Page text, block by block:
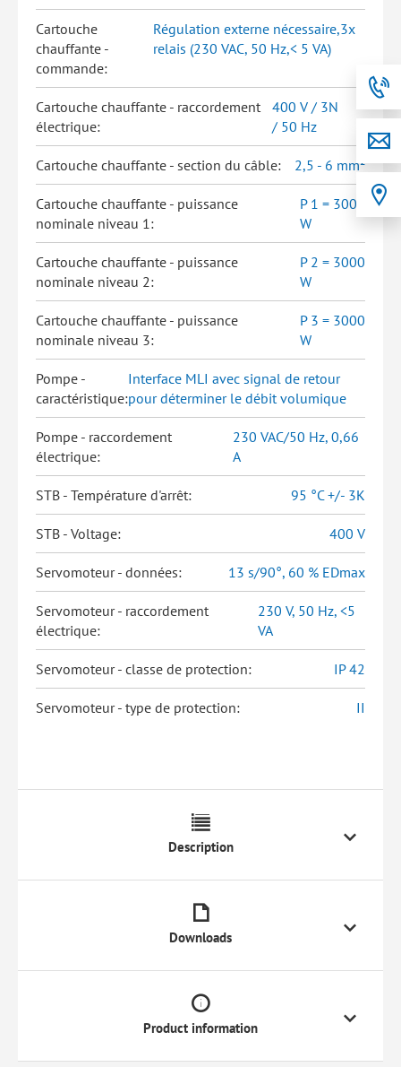
Cartouche
chauffante -
commande:
Régulation externe nécessaire,3x
relais (230 VAC, 50 Hz,< 5 VA)
Cartouche chauffante - raccordement
électrique:
400 V / 3N
/ 50 Hz
Cartouche chauffante - section du câble: 2,5 - 6 mm²
Cartouche chauffante - puissance
nominale niveau 1:
P 1 = 3000
W
Cartouche chauffante - puissance
nominale niveau 2:
P 2 = 3000
W
Cartouche chauffante - puissance
nominale niveau 3:
P 3 = 3000
W
Pompe -
caractéristique:
Interface MLI avec signal de retour
pour déterminer le débit volumique
Pompe - raccordement
électrique:
230 VAC/50 Hz, 0,66
A
STB - Température d'arrêt: 95 °C +/- 3K
STB - Voltage: 400 V
Servomoteur - données: 13 s/90°, 60 % EDmax
Servomoteur - raccordement
électrique:
230 V, 50 Hz, <5
VA
Servomoteur - classe de protection: IP 42
Servomoteur - type de protection: II
Description
Downloads
Product information